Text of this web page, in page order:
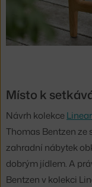
Místo k
Návrh kolekce
Thomas Bentzen ze
zahradní nábytek
dobrým jídlem. A
Bentzen v kolekci